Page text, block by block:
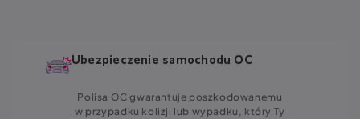
Ubezpieczenie samochodu OC
Polisa OC gwarantuje poszkodowanemu
w przypadku kolizji lub wypadku, który Ty